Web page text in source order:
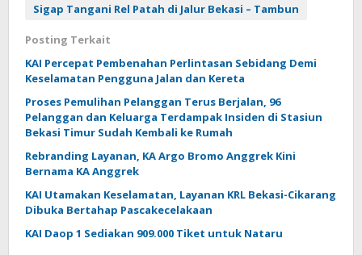
Sigap Tangani Rel Patah di Jalur Bekasi – Tambun
Posting Terkait
KAI Percepat Pembenahan Perlintasan Sebidang Demi
Keselamatan Pengguna Jalan dan Kereta
Proses Pemulihan Pelanggan Terus Berjalan, 96
Pelanggan dan Keluarga Terdampak Insiden di Stasiun
Bekasi Timur Sudah Kembali ke Rumah
Rebranding Layanan, KA Argo Bromo Anggrek Kini
Bernama KA Anggrek
KAI Utamakan Keselamatan, Layanan KRL Bekasi-Cikarang
Dibuka Bertahap Pascakecelakaan
KAI Daop 1 Sediakan 909.000 Tiket untuk Nataru